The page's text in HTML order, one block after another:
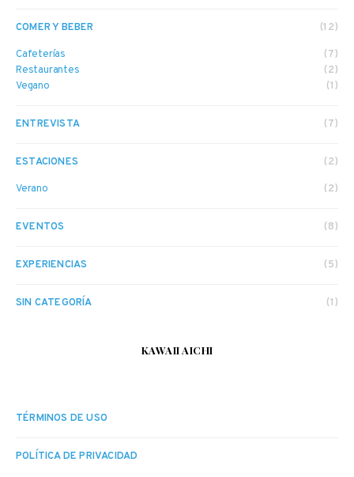
COMER Y BEBER (12)
Cafeterías
(7)
Restaurantes
(2)
Vegano
(1)
ENTREVISTA (7)
ESTACIONES (2)
Verano (2)
EVENTOS (8)
EXPERIENCIAS (5)
SIN CATEGORÍA (1)
KAWAII AICHI
TÉRMINOS DE USO
POLÍTICA DE PRIVACIDAD